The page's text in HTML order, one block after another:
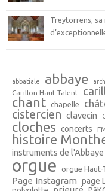
Treytorrens, sa
abbatiale abbaye
Carillon Haut-Talent
chant chapelle
cistercien clavecin
cloches concerts
histoire
instruments de
orgue orgue Haut-
Page Instagram page